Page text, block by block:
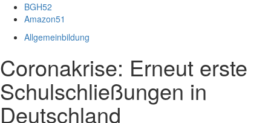
BGH52
Amazon51
Allgemeinbildung
Coronakrise: Erneut erste
Schulschließungen in
Deutschland